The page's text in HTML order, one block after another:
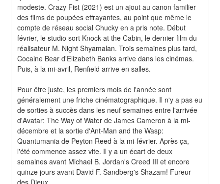
modeste. Crazy Fist (2021) est un ajout au canon familier
des films de poupées effrayantes, au point que même le
compte de réseau social Chucky en a pris note. Début
février, le studio sort Knock at the Cabin, le dernier film du
réalisateur M. Night Shyamalan. Trois semaines plus tard,
Cocaine Bear d'Elizabeth Banks arrive dans les cinémas.
Puis, à la mi-avril, Renfield arrive en salles.
Pour être juste, les premiers mois de l'année sont
généralement une friche cinématographique. Il n'y a pas eu
de sorties à succès dans les neuf semaines entre l'arrivée
d'Avatar: The Way of Water de James Cameron à la mi-
décembre et la sortie d'Ant-Man and the Wasp:
Quantumania de Peyton Reed à la mi-février. Après ça,
l'été commence assez vite. Il y a un écart de deux
semaines avant Michael B. Jordan's Creed III et encore
quinze jours avant David F. Sandberg's Shazam! Fureur
des Dieux.